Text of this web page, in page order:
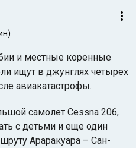
и местные коренные
ищут в джунглях четырех
авиакатастрофы.
самолет Cessna 206,
с детьми и еще один
Араракуара – Сан-